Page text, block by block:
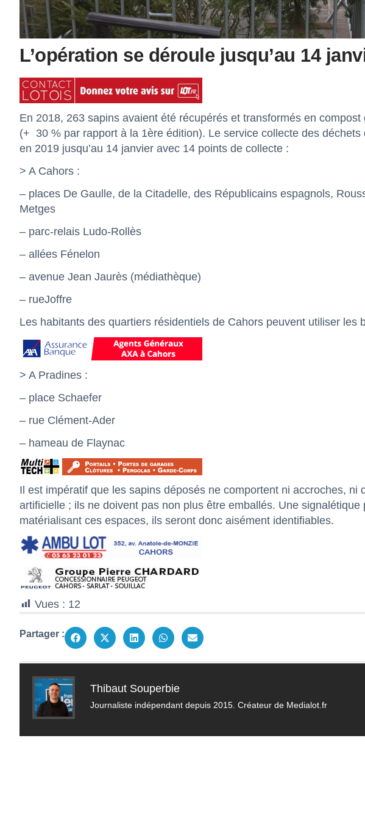
L’opération se déroule jusqu’au 14
En 2018, 263 sapins avaient été récupérés et transformés en compost
(+ 30 % par rapport à la 1ère édition). Le service collecte des
en 2019 jusqu’au 14 janvier avec 14 points de collecte :
> A Cahors :
– places De Gaulle, de la Citadelle, des Républicains espagnols,
Metges
– parc-relais Ludo-Rollès
– allées Fénelon
– avenue Jean Jaurès (médiathèque)
– rueJoffre
Les habitants des quartiers résidentiels de Cahors peuvent utiliser les
> A Pradines :
– place Schaefer
– rue Clément-Ader
– hameau de Flaynac
Il est impératif que les sapins déposés ne comportent ni accroches, ni
artificielle ; ils ne doivent pas non plus être emballés. Une
matérialisant ces espaces, ils seront donc aisément identifiables.
Vues : 12
Partager :
Thibaut Souperbie
Journaliste indépendant depuis 2015. Créateur de Medialot.fr